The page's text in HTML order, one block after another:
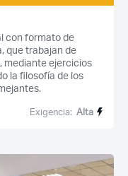
con formato de
que trabajan de
mediante ejercicios
la filosofía de los
Exigencia: Alta